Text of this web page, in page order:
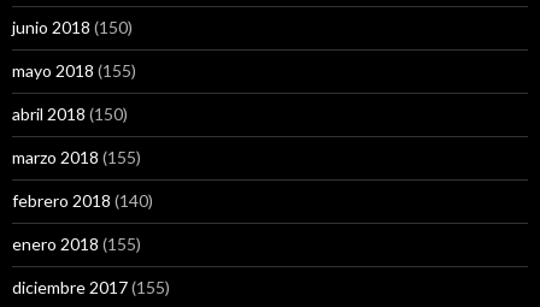
junio 2018 (150)
mayo 2018 (155)
abril 2018 (150)
marzo 2018 (155)
febrero 2018 (140)
enero 2018 (155)
diciembre 2017(155)